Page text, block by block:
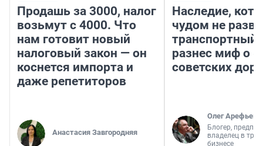
Продашь за 3000, налог
возьмут с 4000. Что
нам готовит новый
налоговый закон — он
коснется импорта и
даже репетиторов
Анастасия Завгородняя
Наследие,
чудом не
транспортный
разнес миф о
советских
Олег Арефьев
Блогер,
владелец в
бизнесе